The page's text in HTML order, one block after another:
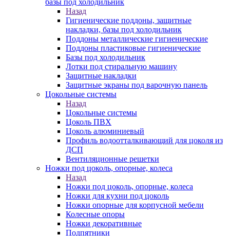
базы под холодильник
Назад
Гигиенические поддоны, защитные
накладки, базы под холодильник
Поддоны металлические гигиенические
Поддоны пластиковые гигиенические
Базы под холодильник
Лотки под стиральную машину
Защитные накладки
Защитные экраны под варочную панель
Цокольные системы
Назад
Цокольные системы
Цоколь ПВХ
Цоколь алюминиевый
Профиль водоотталкивающий для цоколя из
ДСП
Вентиляционные решетки
Ножки под цоколь, опорные, колеса
Назад
Ножки под цоколь, опорные, колеса
Ножки для кухни под цоколь
Ножки опорные для корпусной мебели
Колесные опоры
Ножки декоративные
Подпятники